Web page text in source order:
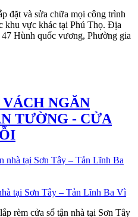
đặt và sửa chữa mọi công trình
khu vực khác tại Phú Thọ. Địa
Hùnh quốc vương, Phường gia
NGĂN
TƯỜNG - CỬA
tại Sơn Tây – Tản Lĩnh Ba Vì
rèm cửa sổ tận nhà tại Sơn Tây